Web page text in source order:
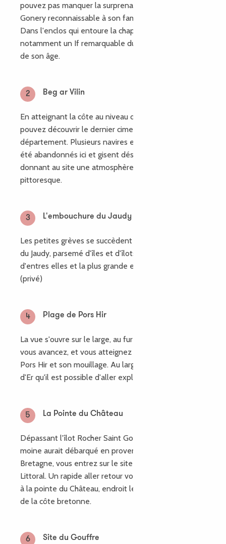
pouvez pas manquer la surprenante chapelle Saint
Gonery reconnaissable à son fameux clocher penché.
Dans l'enclos qui entoure la chapelle, on trouve
notamment un If remarquable du fait de sa taille et
de son âge.
2 Beg ar Vilin
En atteignant la côte au niveau de Beg ar Vilin, vous
pouvez découvrir le dernier cimetière à bateaux du
département. Plusieurs navires en bois ancien ont
été abandonnés ici et gisent désormais sur la vase
donnant au site une atmosphère nostalgique et
pittoresque.
3 L'embouchure du Jaudy
Les petites grèves se succèdent face à l'embouchure
du Jaudy, parsemé d'îles et d'îlots. la première
d'entres elles et la plus grande est l'île Loaven
(privé)
4 Plage de Pors Hir
La vue s'ouvre sur le large, au fur et à mesure que
vous avancez, et vous atteignez la petite plage de
Pors Hir et son mouillage. Au large on aperçois l'île
d'Er qu'il est possible d'aller explorer en kayak.
5 La Pointe du Château
Dépassant l'îlot Rocher Saint Gonery, endroit où le
moine aurait débarqué en provenance de Grande
Bretagne, vous entrez sur le site du Conservatoire du
Littoral. Un rapide aller retour vous permet d’accéder
à la pointe du Château, endroit le plus septentrional
de la côte bretonne.
6 Site du Gouffre